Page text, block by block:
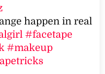
happen in real
#facetape
#makeup